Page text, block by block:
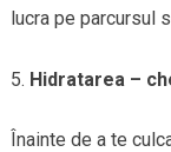
lucra pe parcursul
Hidratarea –
Înainte de a te